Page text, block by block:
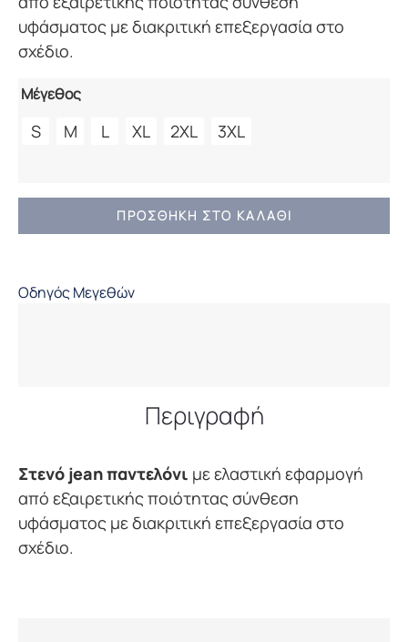
υφάσματος με διακριτική επεξεργασία στο
σχέδιο.
Μέγεθος
S M L XL 2XL 3XL
BLUE
ΣΤΕΝΟ
ΠΡΟΣΘΉΚΗ ΣΤΟ ΚΑΛΆΘΙ
Οδηγός Μεγεθών
Περιγραφή
Στενό jean παντελόνι με ελαστική εφαρμογή
από εξαιρετικής ποιότητας σύνθεση
υφάσματος με διακριτική επεξεργασία στο
σχέδιο.